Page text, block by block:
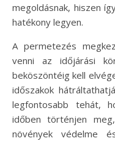
megoldásnak, hiszen
hatékony legyen.
A permetezés
venni az időjárási
beköszöntéig kell
időszakok
legfontosabb tehát,
időben történjen
növények védelme